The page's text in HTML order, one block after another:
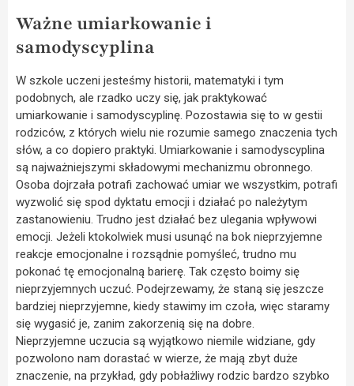
Ważne umiarkowanie i
samodyscyplina
W szkole uczeni jesteśmy historii, matematyki i tym
podobnych, ale rzadko uczy się, jak praktykować
umiarkowanie i samodyscyplinę. Pozostawia się to w gestii
rodziców, z których wielu nie rozumie samego znaczenia tych
słów, a co dopiero praktyki. Umiarkowanie i samodyscyplina
są najważniejszymi składowymi mechanizmu obronnego.
Osoba dojrzała potrafi zachować umiar we wszystkim, potrafi
wyzwolić się spod dyktatu emocji i działać po należytym
zastanowieniu. Trudno jest działać bez ulegania wpływowi
emocji. Jeżeli ktokolwiek musi usunąć na bok nieprzyjemne
reakcje emocjonalne i rozsądnie pomyśleć, trudno mu
pokonać tę emocjonalną barierę. Tak często boimy się
nieprzyjemnych uczuć. Podejrzewamy, że staną się jeszcze
bardziej nieprzyjemne, kiedy stawimy im czoła, więc staramy
się wygasić je, zanim zakorzenią się na dobre.
Nieprzyjemne uczucia są wyjątkowo niemile widziane, gdy
pozwolono nam dorastać w wierze, że mają zbyt duże
znaczenie, na przykład, gdy pobłażliwy rodzic bardzo szybko